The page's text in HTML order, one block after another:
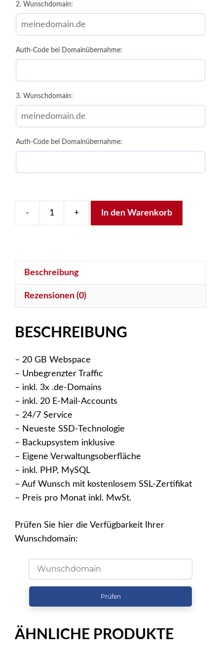
2. Wunschdomain:
Auth-Code bei Domainübernahme:
3. Wunschdomain:
Auth-Code bei Domainübernahme:
- + In den Warenkorb
Beschreibung
Rezensionen (0)
BESCHREIBUNG
– 20 GB Webspace
– Unbegrenzter Traffic
– inkl. 3x .de-Domains
– inkl. 20 E-Mail-Accounts
– 24/7 Service
– Neueste SSD-Technologie
– Backupsystem inklusive
– Eigene Verwaltungsoberfläche
– inkl. PHP, MySQL
– Auf Wunsch mit kostenlosem SSL-Zertifikat
– Preis pro Monat inkl. MwSt.
Prüfen Sie hier die Verfügbarkeit Ihrer
Wunschdomain:
Prüfen
ÄHNLICHE PRODUKTE